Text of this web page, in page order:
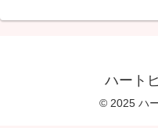
ハート
© 2025 ハ